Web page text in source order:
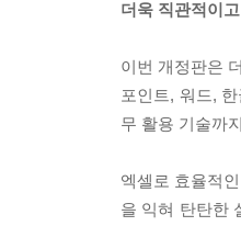
더욱 직관적이
이번 개정판은
포인트, 워드,
무 활용 기술까
엑셀로 효율적
을 익혀 탄탄한